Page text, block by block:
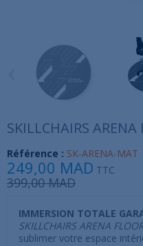
SKILLCHAIRS
Référence : SK-ARENA-MAT
249,00 MAD TTC
399,00 MAD
IMMERSION TOTALE
SKILLCHAIRS ARENA
sublimer votre espace